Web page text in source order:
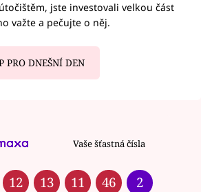
jste investovali velkou část
važte a pečujte o něj.
PRO DNEŠNÍ DEN
Vaše šťastná čísla
12 13 11 46 2